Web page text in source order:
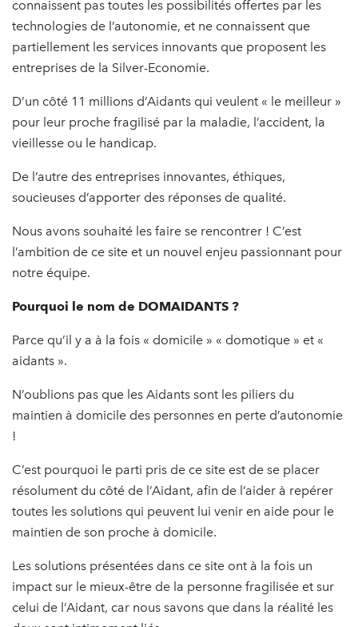
connaissent pas toutes les possibilités offertes par les
technologies de l’autonomie, et ne connaissent que
partiellement les services innovants que proposent les
entreprises de la Silver-Economie.
D’un côté 11 millions d’Aidants qui veulent « le meilleur »
pour leur proche fragilisé par la maladie, l’accident, la
vieillesse ou le handicap.
De l’autre des entreprises innovantes, éthiques,
soucieuses d’apporter des réponses de qualité.
Nous avons souhaité les faire se rencontrer ! C’est
l’ambition de ce site et un nouvel enjeu passionnant pour
notre équipe.
Pourquoi le nom de DOMAIDANTS ?
Parce qu’il y a à la fois « domicile » « domotique » et «
aidants ».
N’oublions pas que les Aidants sont les piliers du
maintien à domicile des personnes en perte d’autonomie
!
C’est pourquoi le parti pris de ce site est de se placer
résolument du côté de l’Aidant, afin de l’aider à repérer
toutes les solutions qui peuvent lui venir en aide pour le
maintien de son proche à domicile.
Les solutions présentées dans ce site ont à la fois un
impact sur le mieux-être de la personne fragilisée et sur
celui de l’Aidant, car nous savons que dans la réalité les